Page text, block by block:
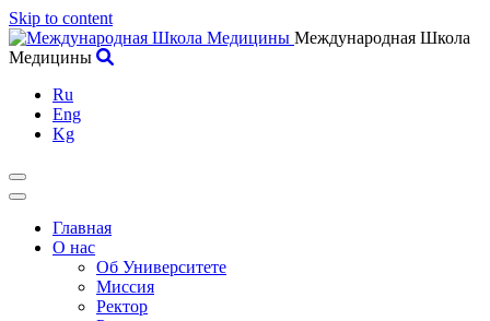
Skip to content
Международная Школа
Медицины
Ru
Eng
Kg
Главная
О нас
Об Университете
Миссия
Ректор